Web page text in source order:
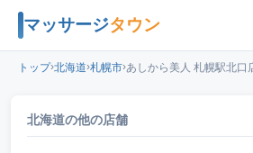
マッサージタウン
トップ›北海道›札幌市›あしから美人 札幌駅北口
北海道の他の店舗